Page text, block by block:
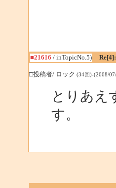
■21616 / inTopicNo.5)
□投稿者/ ロック (34回)-(2008/
とりあえ
す。